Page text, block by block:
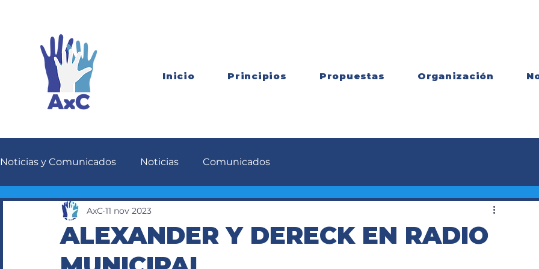
Inicio Principios Propuestas Organización
Noticias y Comunicados Noticias Comunicados
ALEXANDER Y DERECK EN RADIO
AxC 11 nov 2023